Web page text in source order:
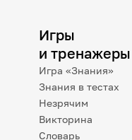
Игры
и тренажеры
Игра «Знания»
Знания в тестах
Незрячим
Викторина
Словарь